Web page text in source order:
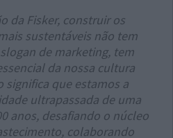
da Fisker, construir os
sustentáveis não tem
de marketing, tem
da nossa cultura
significa que estamos a
ultrapassada de uma
anos, desafiando o núcleo
colaborando